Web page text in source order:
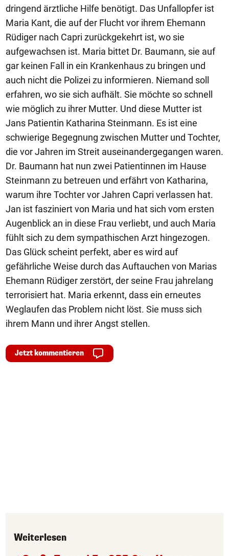
dringend ärztliche Hilfe benötigt. Das Unfallopfer ist
Maria Kant, die auf der Flucht vor ihrem Ehemann
Rüdiger nach Capri zurückgekehrt ist, wo sie
aufgewachsen ist. Maria bittet Dr. Baumann, sie auf
gar keinen Fall in ein Krankenhaus zu bringen und
auch nicht die Polizei zu informieren. Niemand soll
erfahren, wo sie sich aufhält. Sie möchte so schnell
wie möglich zu ihrer Mutter. Und diese Mutter ist
Jans Patientin Katharina Steinmann. Es ist eine
schwierige Begegnung zwischen Mutter und Tochter,
die vor Jahren im Streit auseinandergegangen waren.
Dr. Baumann hat nun zwei Patientinnen im Hause
Steinmann zu betreuen und erfährt von Katharina,
warum ihre Tochter vor Jahren Capri verlassen hat.
Jan ist fasziniert von Maria und hat sich vom ersten
Augenblick an in diese Frau verliebt, und auch Maria
fühlt sich zu dem sympathischen Arzt hingezogen.
Das Glück scheint perfekt, aber es wird auf
gefährliche Weise durch das Auftauchen von Marias
Ehemann Rüdiger zerstört, der seine Frau jahrelang
terrorisiert hat. Maria erkennt, dass ein erneutes
Weglaufen das Problem nicht löst. Sie muss sich
ihrem Mann und ihrer Angst stellen.
Jetzt kommentieren
Weiterlesen